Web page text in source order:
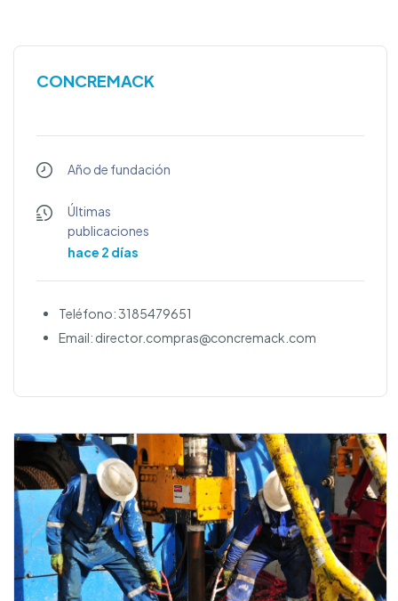
CONCREMACK
Año de fundación
Últimas
publicaciones
hace 2 días
Teléfono: 3185479651
Email: director.compras@concremack.com